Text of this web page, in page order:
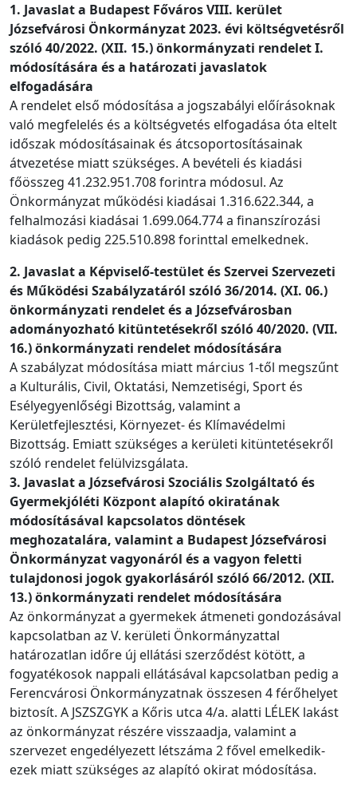
1. Javaslat a Budapest Főváros VIII. kerület
Józsefvárosi Önkormányzat 2023. évi költségvetésről
szóló 40/2022. (XII. 15.) önkormányzati rendelet I.
módosítására és a határozati javaslatok
elfogadására
A rendelet első módosítása a jogszabályi előírásoknak
való megfelelés és a költségvetés elfogadása óta eltelt
időszak módosításainak és átcsoportosításainak
átvezetése miatt szükséges. A bevételi és kiadási
főösszeg 41.232.951.708 forintra módosul. Az
Önkormányzat működési kiadásai 1.316.622.344, a
felhalmozási kiadásai 1.699.064.774 a finanszírozási
kiadások pedig 225.510.898 forinttal emelkednek.
2. Javaslat a Képviselő-testület és Szervei Szervezeti
és Működési Szabályzatáról szóló 36/2014. (XI. 06.)
önkormányzati rendelet és a Józsefvárosban
adományozható kitüntetésekről szóló 40/2020. (VII.
16.) önkormányzati rendelet módosítására
A szabályzat módosítása miatt március 1-től megszűnt
a Kulturális, Civil, Oktatási, Nemzetiségi, Sport és
Esélyegyenlőségi Bizottság, valamint a
Kerületfejlesztési, Környezet- és Klímavédelmi
Bizottság. Emiatt szükséges a kerületi kitüntetésekről
szóló rendelet felülvizsgálata.
3. Javaslat a Józsefvárosi Szociális Szolgáltató és
Gyermekjóléti Központ alapító okiratának
módosításával kapcsolatos döntések
meghozatalára, valamint a Budapest Józsefvárosi
Önkormányzat vagyonáról és a vagyon feletti
tulajdonosi jogok gyakorlásáról szóló 66/2012. (XII.
13.) önkormányzati rendelet módosítására
Az önkormányzat a gyermekek átmeneti gondozásával
kapcsolatban az V. kerületi Önkormányzattal
határozatlan időre új ellátási szerződést kötött, a
fogyatékosok nappali ellátásával kapcsolatban pedig a
Ferencvárosi Önkormányzatnak összesen 4 férőhelyet
biztosít. A JSZSZGYK a Kőris utca 4/a. alatti LÉLEK lakást
az önkormányzat részére visszaadja, valamint a
szervezet engedélyezett létszáma 2 fővel emelkedik-
ezek miatt szükséges az alapító okirat módosítása.